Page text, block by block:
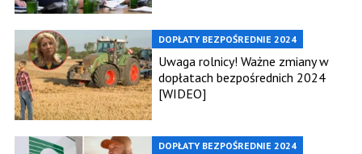
DOPŁATY BEZPOŚREDNIE 2024
Uwaga rolnicy! Ważne zmiany w
dopłatach bezpośrednich 2024
[WIDEO]
DOPŁATY BEZPOŚREDNIE 2024